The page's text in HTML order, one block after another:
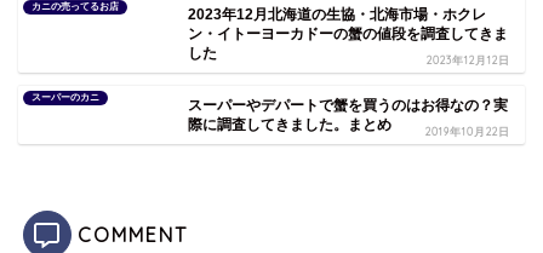
カニの売ってるお店
2023年12月北海道の生協・北海市場・ホクレ
ン・イトーヨーカドーの蟹の値段を調査してきま
した
2023年12月12日
スーパーのカニ
スーパーやデパートで蟹を買うのはお得なの？実
際に調査してきました。まとめ
2019年10月22日
COMMENT